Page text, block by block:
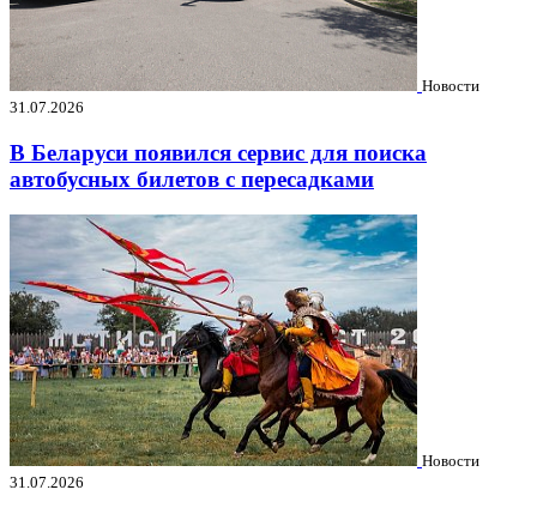
Новости
31.07.2026
В Беларуси появился сервис для поиска
автобусных билетов с пересадками
Новости
31.07.2026